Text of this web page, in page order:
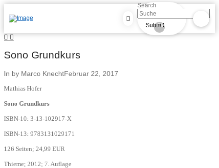
Search
Submit
Clear
Sono Grundkurs
In by Marco KnechtFebruar 22, 2017
Mathias Hofer
Sono Grundkurs
ISBN-10: 3-13-102917-X
ISBN-13: 9783131029171
126 Seiten; 24,99 EUR
Thieme; 2012; 7. Auflage